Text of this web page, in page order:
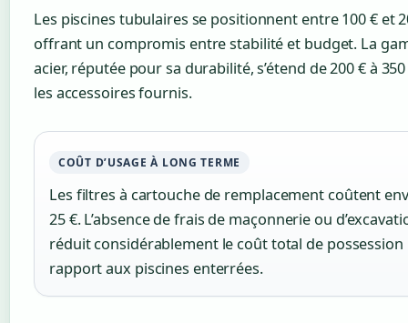
Les piscines tubulaires se positionnent entre 100 € et
offrant un compromis entre stabilité et budget. La
acier, réputée pour sa durabilité, s’étend de 200 € à
les accessoires fournis.
COÛT D’USAGE À LONG TERME
Les filtres à cartouche de remplacement coûtent
25 €. L’absence de frais de maçonnerie ou
réduit considérablement le coût total de possession
rapport aux piscines enterrées.